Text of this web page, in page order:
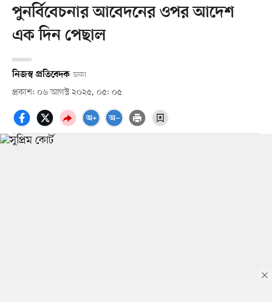
পুনর্বিবেচনার আবেদনের ওপর আদেশ
এক দিন পেছাল
নিজস্ব প্রতিবেদক ঢাকা
প্রকাশ: ০৬ আগস্ট ২০২৫, ০৫: ০৫